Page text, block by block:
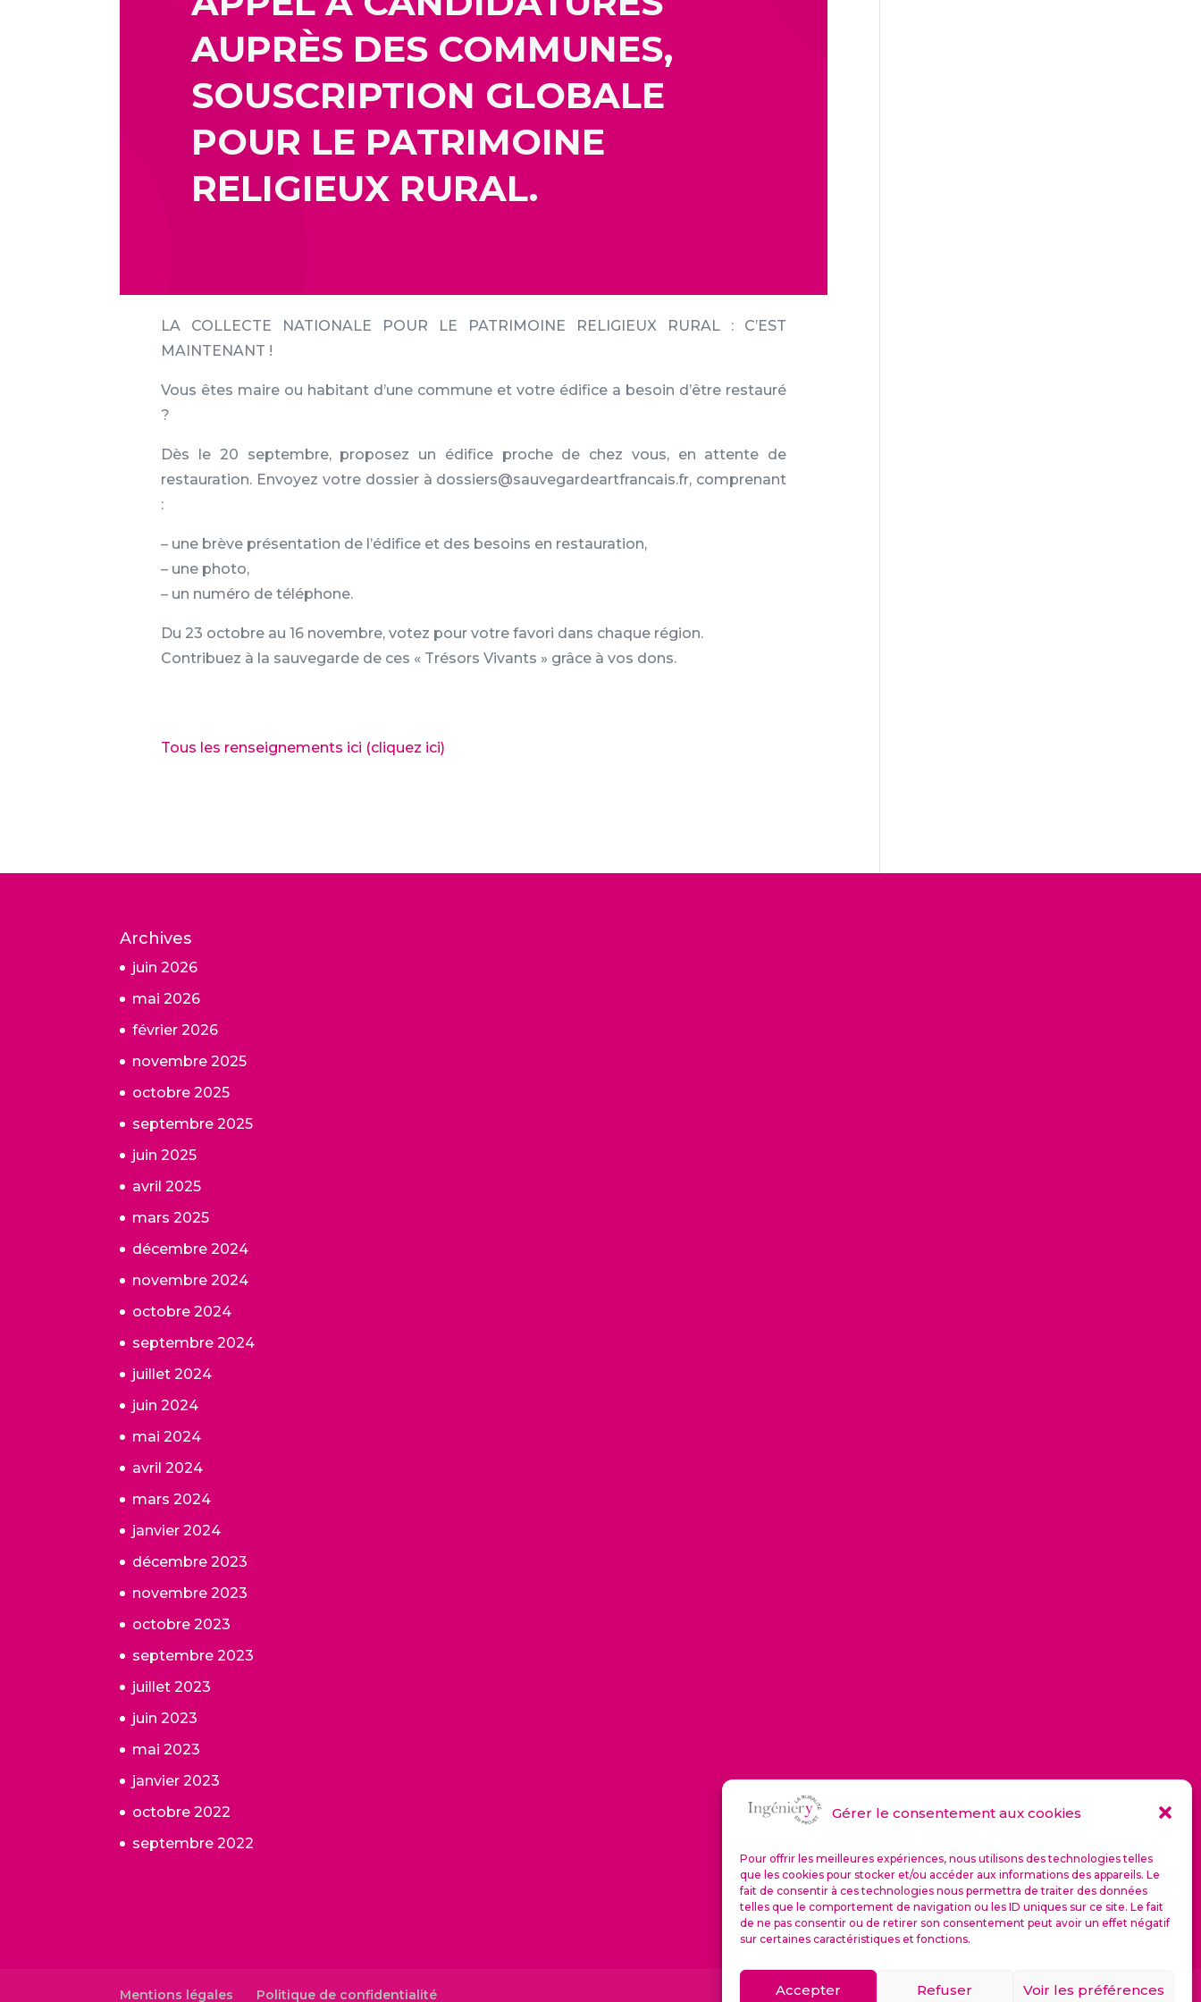
Gérer le consentement aux cookies
Pour offrir les meilleures expériences, nous utilisons des technologies telles
que les cookies pour stocker et/ou accéder aux informations des appareils. Le
fait de consentir à ces technologies nous permettra de traiter des données
telles que le comportement de navigation ou les ID uniques sur ce site. Le fait
de ne pas consentir ou de retirer son consentement peut avoir un effet négatif
sur certaines caractéristiques et fonctions.
Accepter Refuser Voir les préférences
AUPRÈS DES COMMUNES,
SOUSCRIPTION GLOBALE
POUR LE PATRIMOINE
RELIGIEUX RURAL.
LA COLLECTE NATIONALE POUR LE PATRIMOINE RELIGIEUX RURAL : C’EST
MAINTENANT !
Vous êtes maire ou habitant d’une commune et votre édifice a besoin d’être restauré
?
Dès le 20 septembre, proposez un édifice proche de chez vous, en attente de
restauration. Envoyez votre dossier à dossiers@sauvegardeartfrancais.fr, comprenant
:
– une brève présentation de l’édifice et des besoins en restauration,
– une photo,
– un numéro de téléphone.
Du 23 octobre au 16 novembre, votez pour votre favori dans chaque région.
Contribuez à la sauvegarde de ces « Trésors Vivants » grâce à vos dons.
Tous les renseignements ici (cliquez ici)
Archives
juin 2026
mai 2026
février 2026
novembre 2025
octobre 2025
septembre 2025
juin 2025
avril 2025
mars 2025
décembre 2024
novembre 2024
octobre 2024
septembre 2024
juillet 2024
juin 2024
mai 2024
avril 2024
mars 2024
janvier 2024
décembre 2023
novembre 2023
octobre 2023
septembre 2023
juillet 2023
juin 2023
mai 2023
janvier 2023
octobre 2022
septembre 2022
Mentions légales Politique de confidentialité